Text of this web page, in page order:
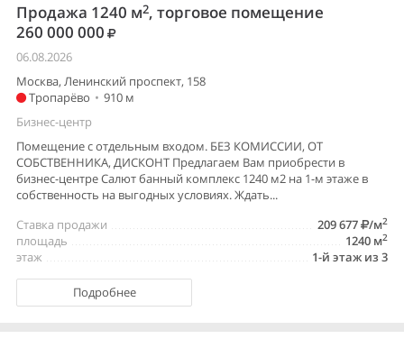
Продажа 1240 м2, торговое помещение
260 000 000
06.08.2026
Москва, Ленинский проспект, 158
Тропарёво • 910 м
Бизнес-центр
Помещение с отдельным входом. БЕЗ КОМИССИИ, ОТ
СОБСТВЕННИКА, ДИСКОНТ Предлагаем Вам приобрести в
бизнес-центре Салют банный комплекс 1240 м2 на 1-м этаже в
собственность на выгодных условиях. Ждать...
209 677
/м2
Ставка продажи
1240 м2
площадь
1-й этаж из 3
этаж
Подробнее